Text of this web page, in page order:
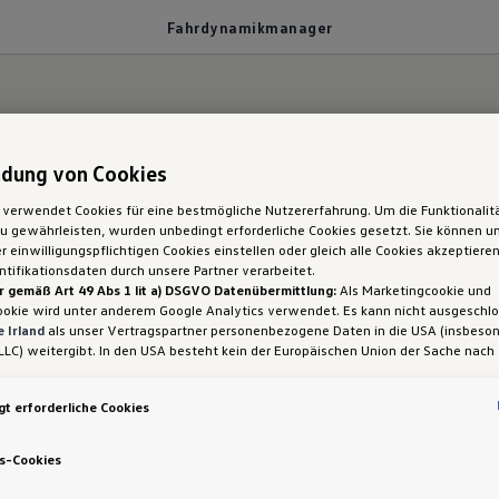
Fahrdynamikmanager
Golf GTI:
manager
von Cookies
verwendet Cookies für eine bestmögliche Nutzererfahrung. Um die
gewährleisten, wurden unbedingt erforderliche Cookies gesetzt. Sie können
einwilligungspflichtigen Cookies einstellen oder gleich alle Cookies
durch unsere Partner verarbeitet.
gemäß Art 49 Abs 1 lit a) DSGVO Datenübermittlung:Als Marketingcookie und
wird unter anderem Google Analytics verwendet. Es kann nicht
Irland als unser Vertragspartner personenbezogene Daten in die USA
weitergibt. In den USA besteht kein der Europäischen Union der Sache nach
durchsetzen können, in den USA keine Datenschutzgrundsätze bestehen,
können, wobei Eingriffe in Ihre persönlichen Rechte und Freiheiten nicht
beschränkt sind.
erforderliche Cookies
Cookies